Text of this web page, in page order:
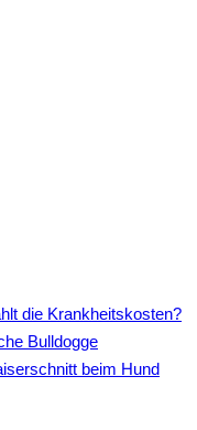
die Krankheitskosten?
Bulldogge
beim Hund